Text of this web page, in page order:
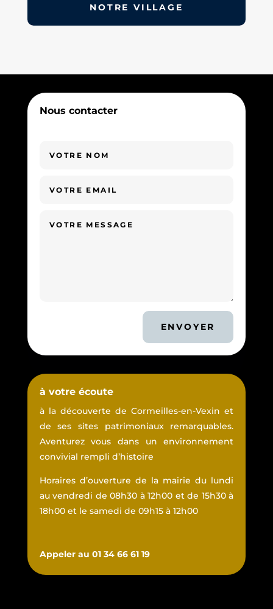
NOTRE VILLAGE
Nous contacter
ENVOYER
à votre écoute
à la découverte de Cormeilles-en-Vexin et
de ses sites patrimoniaux remarquables.
Aventurez vous dans un environnement
convivial rempli d’histoire
Horaires d’ouverture de la mairie du lundi
au vendredi de 08h30 à 12h00 et de 15h30 à
18h00 et le samedi de 09h15 à 12h00
Appeler au 01 34 66 61 19